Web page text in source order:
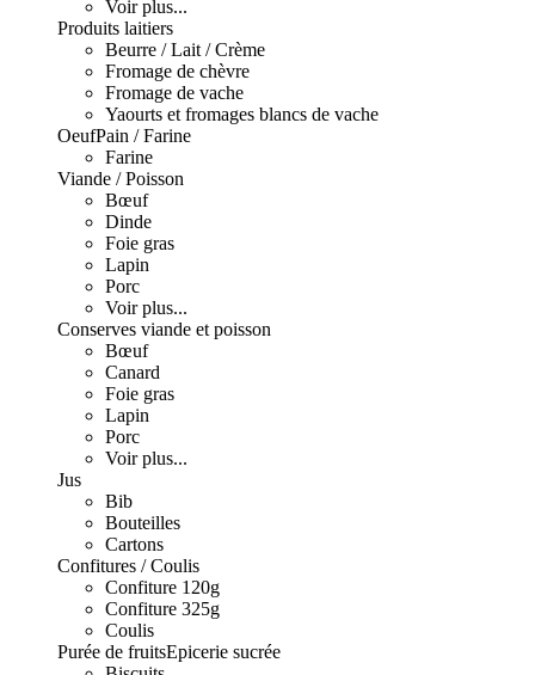
Voir plus...
Produits laitiers
Beurre / Lait / Crème
Fromage de chèvre
Fromage de vache
Yaourts et fromages blancs de vache
OeufPain / Farine
Farine
Viande / Poisson
Bœuf
Dinde
Foie gras
Lapin
Porc
Voir plus...
Conserves viande et poisson
Bœuf
Canard
Foie gras
Lapin
Porc
Voir plus...
Jus
Bib
Bouteilles
Cartons
Confitures / Coulis
Confiture 120g
Confiture 325g
Coulis
Purée de fruitsEpicerie sucrée